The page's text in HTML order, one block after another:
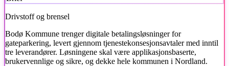
Drivstoff og brensel
Bodø Kommune trenger digitale betalingsløsninger for
gateparkering, levert gjennom tjenestekonsesjonsavtaler med inntil
tre leverandører. Løsningene skal være applikasjonsbaserte,
brukervennlige og sikre, og dekke hele kommunen i Nordland.